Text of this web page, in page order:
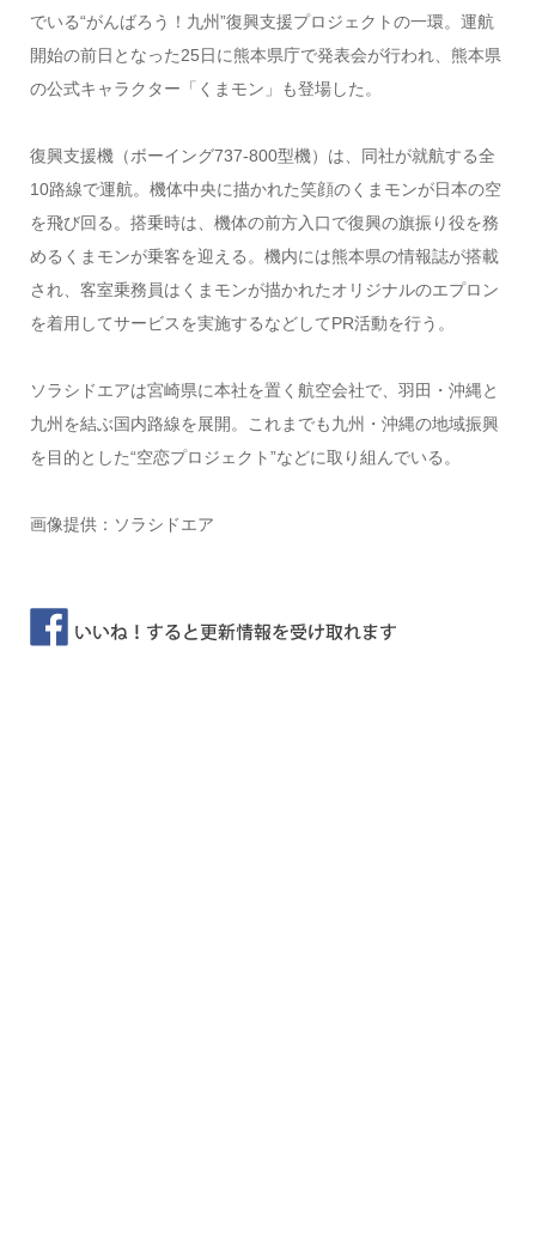
でいる“がんばろう！九州”復興支援プロジェクトの一環。運航
開始の前日となった25日に熊本県庁で発表会が行われ、熊本県
の公式キャラクター「くまモン」も登場した。
復興支援機（ボーイング737-800型機）は、同社が就航する全
10路線で運航。機体中央に描かれた笑顔のくまモンが日本の空
を飛び回る。搭乗時は、機体の前方入口で復興の旗振り役を務
めるくまモンが乗客を迎える。機内には熊本県の情報誌が搭載
され、客室乗務員はくまモンが描かれたオリジナルのエプロン
を着用してサービスを実施するなどしてPR活動を行う。
ソラシドエアは宮崎県に本社を置く航空会社で、羽田・沖縄と
九州を結ぶ国内路線を展開。これまでも九州・沖縄の地域振興
を目的とした“空恋プロジェクト”などに取り組んでいる。
画像提供：ソラシドエア